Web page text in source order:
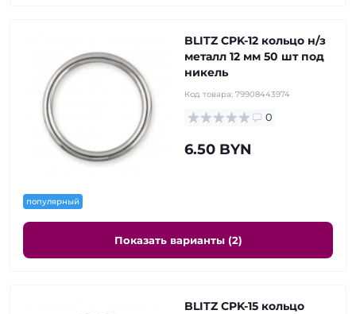
популярный
BLITZ CPK-12 кольцо н/з
металл 12 мм 50 шт под
никель
Код товара: 79908443974
0
6.50 BYN
Показать варианты (2)
BLITZ CPK-15 кольцо